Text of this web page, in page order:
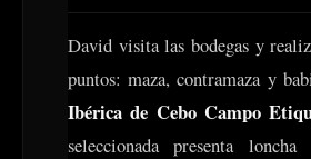
David visita las bodegas y
puntos: maza, contramaza y
Ibérica de Cebo Campo
seleccionada presenta